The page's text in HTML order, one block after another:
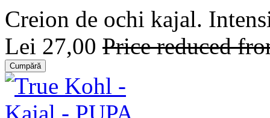
Creion de ochi kajal.
Lei 27,00 Price reduced
Cumpără